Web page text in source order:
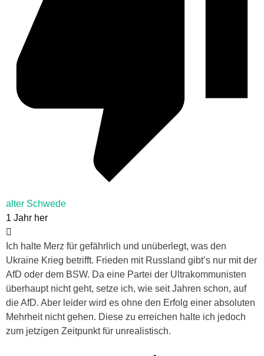
alter Schwede
1 Jahr her
Ich halte Merz für gefährlich und unüberlegt, was den
Ukraine Krieg betrifft. Frieden mit Russland gibt’s nur mit der
AfD oder dem BSW. Da eine Partei der Ultrakommunisten
überhaupt nicht geht, setze ich, wie seit Jahren schon, auf
die AfD. Aber leider wird es ohne den Erfolg einer absoluten
Mehrheit nicht gehen. Diese zu erreichen halte ich jedoch
zum jetzigen Zeitpunkt für unrealistisch.